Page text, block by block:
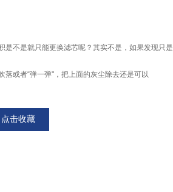
是不是就只能更换滤芯呢？其实不是，如果发现只是
落或者“弹一弹"，把上面的灰尘除去还是可以
点击收藏